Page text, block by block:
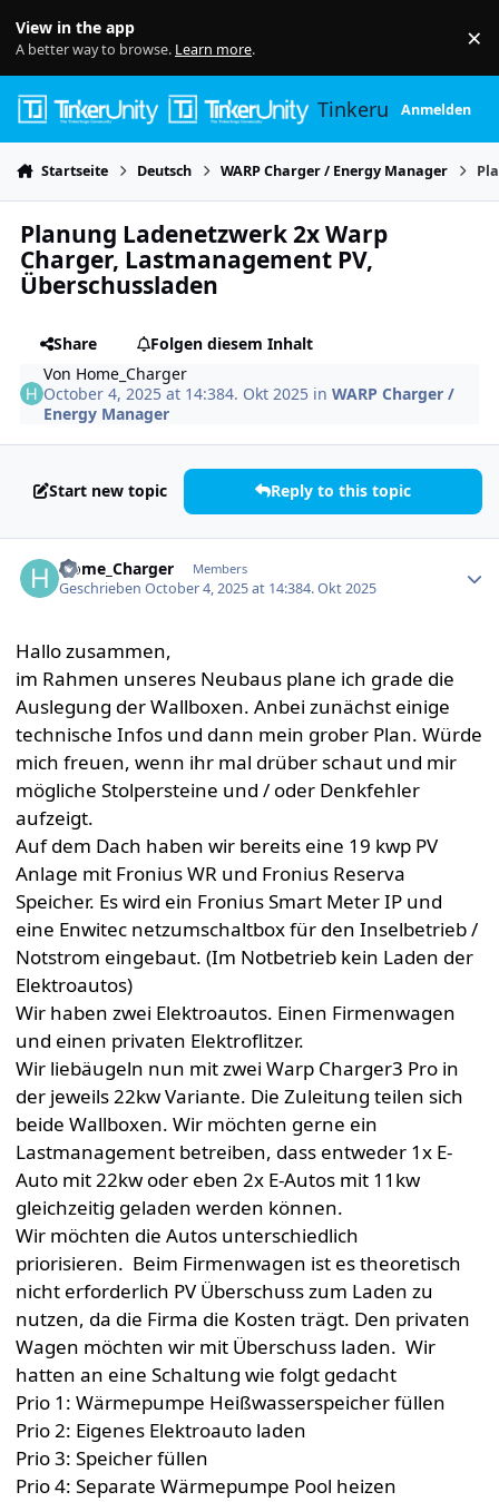
View in the app
A better way to browse. Learn more. ×
TinkerunityAnmelden
Startseite Deutsch WARP Charger / Energy Manager
Planung Ladenetzwerk 2x Warp
Charger, Lastmanagement PV,
Überschussladen
Share
Folgen diesem Inhalt
Von Home_Charger
October 4, 2025 at 14:384. Okt 2025 inWARP Charger /
Energy Manager
Start new topic Reply to this topic
Home_Charger Members
GeschriebenOctober 4, 2025 at 14:384. Okt 2025
Hallo zusammen,
im Rahmen unseres Neubaus plane ich grade die
Auslegung der Wallboxen. Anbei zunächst einige
technische Infos und dann mein grober Plan. Würde
mich freuen, wenn ihr mal drüber schaut und mir
mögliche Stolpersteine und / oder Denkfehler
aufzeigt.
Auf dem Dach haben wir bereits eine 19 kwp PV
Anlage mit Fronius WR und Fronius Reserva
Speicher. Es wird ein Fronius Smart Meter IP und
eine Enwitec netzumschaltbox für den Inselbetrieb /
Notstrom eingebaut. (Im Notbetrieb kein Laden der
Elektroautos)
Wir haben zwei Elektroautos. Einen Firmenwagen
und einen privaten Elektroflitzer.
Wir liebäugeln nun mit zwei Warp Charger3 Pro in
der jeweils 22kw Variante. Die Zuleitung teilen sich
beide Wallboxen. Wir möchten gerne ein
Lastmanagement betreiben, dass entweder 1x E-
Auto mit 22kw oder eben 2x E-Autos mit 11kw
gleichzeitig geladen werden können.
Wir möchten die Autos unterschiedlich
priorisieren. Beim Firmenwagen ist es theoretisch
nicht erforderlich PV Überschuss zum Laden zu
nutzen, da die Firma die Kosten trägt. Den privaten
Wagen möchten wir mit Überschuss laden. Wir
hatten an eine Schaltung wie folgt gedacht
Prio 1: Wärmepumpe Heißwasserspeicher füllen
Prio 2: Eigenes Elektroauto laden
Prio 3: Speicher füllen
Prio 4: Separate Wärmepumpe Pool heizen